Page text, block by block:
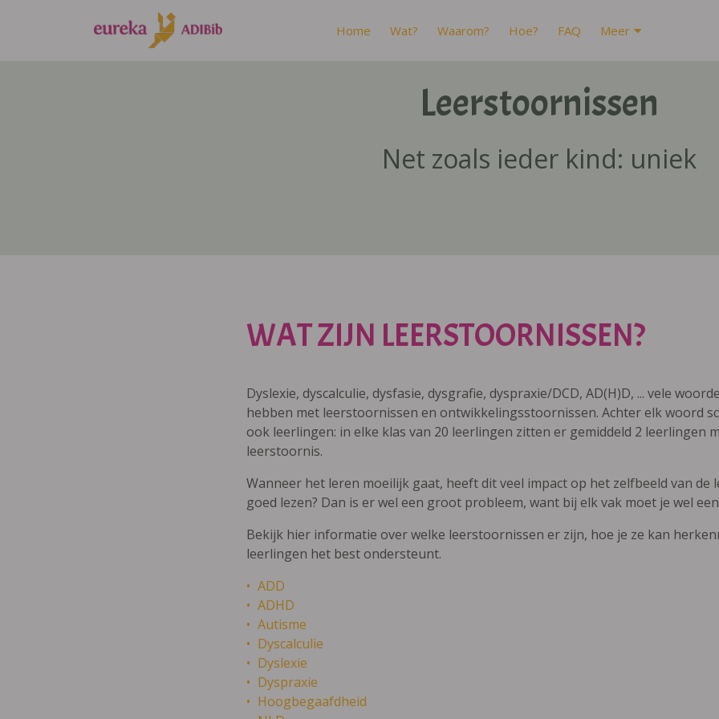
Home Wat? Waarom? Hoe? FAQ Meer
Leerstoornissen
Net zoals ieder kind: uniek
WAT ZIJN LEERSTOORNISSEN?
Dyslexie, dyscalculie, dysfasie, dysgrafie, dyspraxie/DCD, AD(H)D, ... vele
hebben met leerstoornissen en ontwikkelingsstoornissen. Achter elk woord
ook leerlingen: in elke klas van 20 leerlingen zitten er gemiddeld 2 leerlingen
leerstoornis.
Wanneer het leren moeilijk gaat, heeft dit veel impact op het zelfbeeld van de
goed lezen? Dan is er wel een groot probleem, want bij elk vak moet je wel
Bekijk hier informatie over welke leerstoornissen er zijn, hoe je ze kan
leerlingen het best ondersteunt.
ADD
ADHD
Autisme
Dyscalculie
Dyslexie
Dyspraxie
Hoogbegaafdheid